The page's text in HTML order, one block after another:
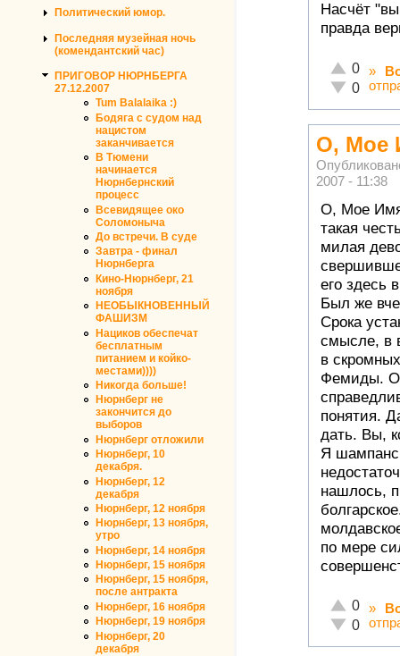
Политический юмор.
Последняя музейная ночь
(комендантский час)
ПРИГОВОР НЮРНБЕРГА
27.12.2007
Tum Balalaika :)
Бодяга с судом над
нацистом
заканчивается
В Тюмени
начинается
Нюрнбернский
процесс
Всевидящее око
Соломоныча
До встречи. В суде
Завтра - финал
Нюрнберга
Кино-Нюрнберг, 21
ноября
НЕОБЫКНОВЕННЫЙ
ФАШИЗМ
Нациков обеспечат
бесплатным
питанием и койко-
местами))))
Никогда больше!
Нюрнберг не
закончится до
выборов
Нюрнберг отложили
Нюрнберг, 10
декабря.
Нюрнберг, 12
декабря
Нюрнберг, 12 ноября
Нюрнберг, 13 ноября,
утро
Нюрнберг, 14 ноября
Нюрнберг, 15 ноября
Нюрнберг, 15 ноября,
после антракта
Нюрнберг, 16 ноября
Нюрнберг, 19 ноября
Нюрнберг, 20
декабря
Насчёт
правда
Отлично!
0
0
»
О, Мое
2007 - 11:38
О, Мое Имя
такая
милая
его здесь
Был же
Срока
смысле, в
в
Фемиды.
понятия.
дать. Вы,
Я
нашлось,
по мере
Отлично!
0
0
»